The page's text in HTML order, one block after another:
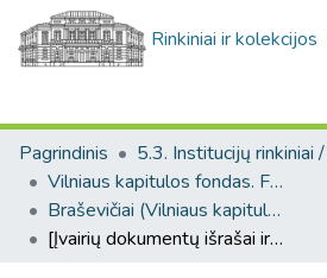
Rinkiniai ir kolekcijos
Pagrindinis
Vilniaus kapitulos fondas. F43
Braševičiai (Vilniaus kapitulos fondas. F43. Bažnytinės valdos)
[Įvairių dokumentų išrašai ir nuorašai dėl paskolintos 1000 zlotų sumos, kurią Braševičių kunigas išmoka Vilniaus kapitulai procentais]